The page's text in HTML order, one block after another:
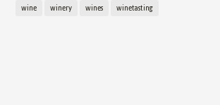
wine
winery wines winetasting